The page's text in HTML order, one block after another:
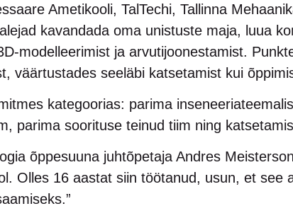
Ametikooli, TalTechi, Tallinna
kavandada oma unistuste maja, luua
modelleerimist ja arvutijoonestamist.
väärtustades seeläbi katsetamist kui
kategoorias: parima
parima soorituse teinud tiim ning
õppesuuna juhtõpetaja Andres
Olles 16 aastat siin töötanud, usun, et see